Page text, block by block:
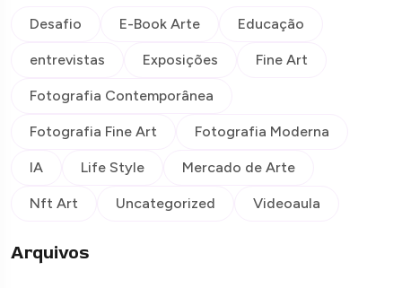
Desafio E-Book Arte Educação
entrevistas Exposições Fine Art
Fotografia Contemporânea
Fotografia Fine Art Fotografia Moderna
IA Life Style Mercado de Arte
Nft Art Uncategorized Videoaula
Arquivos